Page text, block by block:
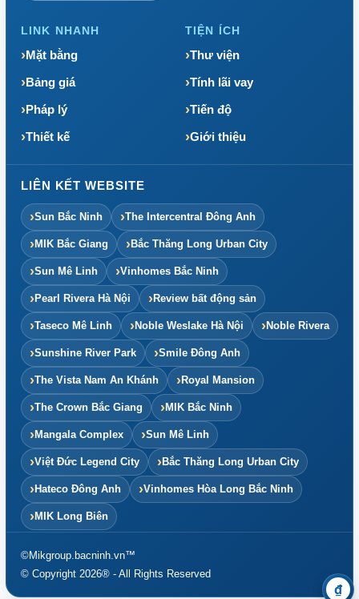
LINK NHANH
Mặt bằng
Bảng giá
Pháp lý
Thiết kế
TIỆN ÍCH
Thư viện
Tính lãi vay
Tiến độ
Giới thiệu
LIÊN KẾT WEBSITE
Sun Bắc Ninh The Intercentral Đông Anh
MIK Bắc Giang Bắc Thăng Long Urban City
Sun Mê Linh Vinhomes Bắc Ninh
Pearl Rivera Hà Nội Review bất động sản
Taseco Mê Linh Noble Weslake Hà Nội Noble Rivera
Sunshine River Park Smile Đông Anh
The Vista Nam An Khánh Royal Mansion
The Crown Bắc Giang MIK Bắc Ninh
Mangala Complex Sun Mê Linh
Việt Đức Legend City Bắc Thăng Long Urban City
Hateco Đông Anh Vinhomes Hòa Long Bắc Ninh
MIK Long Biên
©Mikgroup.bacninh.vn™
© Copyright 2026® - All Rights Reserved
₫